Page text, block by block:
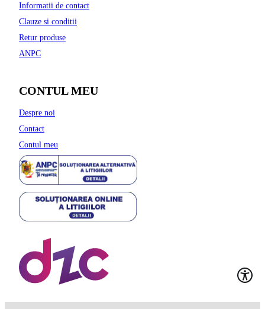
Informatii de contact
Clauze si conditii
Retur produse
ANPC
CONTUL MEU
Despre noi
Contact
Contul meu